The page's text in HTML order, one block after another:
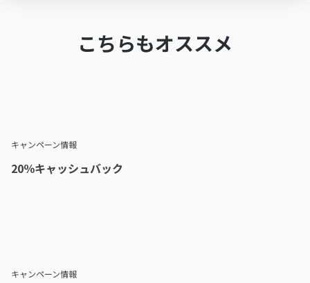
こちらもオススメ
キャンペーン情報
20％キャッシュバック
キャンペーン情報